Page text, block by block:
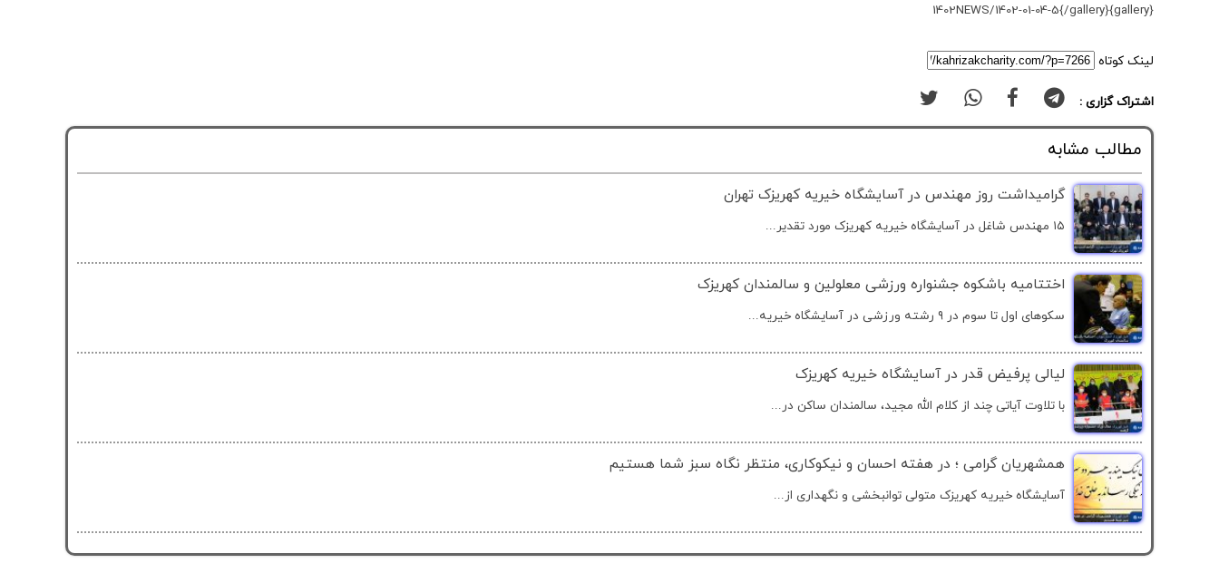
{gallery}1402NEWS/1402-01-04-5{/gallery}
لینک کوتاه
اشتراک گزاری :
مطالب مشابه
گرامیداشت روز مهندس در آسایشگاه خیریه کهریزک تهران
۱۵ مهندس شاغل در آسایشگاه خیریه کهریزک مورد تقدیر...
اختتامیه باشکوه جشنواره ورزشی معلولین و سالمندان کهریزک
سکوهای اول تا سوم در ۹ رشته ورزشی در آسایشگاه خیریه...
لیالی پرفیض قدر در آسایشگاه خیریه کهریزک
با تلاوت آیاتی چند از کلام الله مجید، سالمندان ساکن در...
همشهریان گرامی ؛ در هفته احسان و نیکوکاری، منتظر نگاه سبز شما هستیم
آسایشگاه خیریه کهریزک متولی توانبخشی و نگهداری از...